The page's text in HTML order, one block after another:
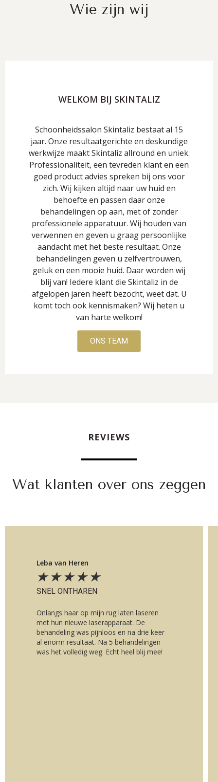
Wie zijn wij
WELKOM BIJ SKINTALIZ
Schoonheidssalon Skintaliz bestaat al 15
jaar. Onze resultaatgerichte en deskundige
werkwijze maakt Skintaliz allround en uniek.
Professionaliteit, een tevreden klant en een
goed product advies spreken bij ons voor
zich. Wij kijken altijd naar uw huid en
behoefte en passen daar onze
behandelingen op aan, met of zonder
professionele apparatuur. Wij houden van
verwennen en geven u graag persoonlijke
aandacht met het beste resultaat. Onze
behandelingen geven u zelfvertrouwen,
geluk en een mooie huid. Daar worden wij
blij van! Iedere klant die Skintaliz in de
afgelopen jaren heeft bezocht, weet dat. U
komt toch ook kennismaken? Wij heten u
van harte welkom!
ONS TEAM
REVIEWS
Wat klanten over ons zeggen
Leba van Heren
★ ★ ★ ★ ★
SNEL ONTHAREN
Onlangs haar op mijn rug laten laseren
met hun nieuwe laserapparaat. De
behandeling was pijnloos en na drie keer
al enorm resultaat. Na 5 behandelingen
was het volledig weg. Echt heel blij mee!